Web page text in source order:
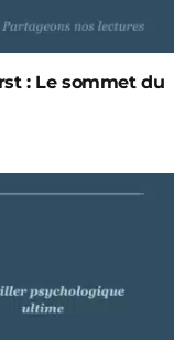
: Le sommet du